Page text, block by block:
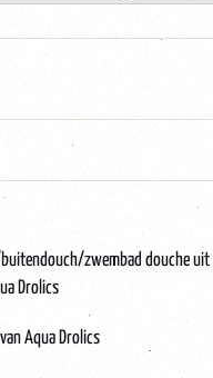
zwembad douche uit
Drolics
Aqua Drolics